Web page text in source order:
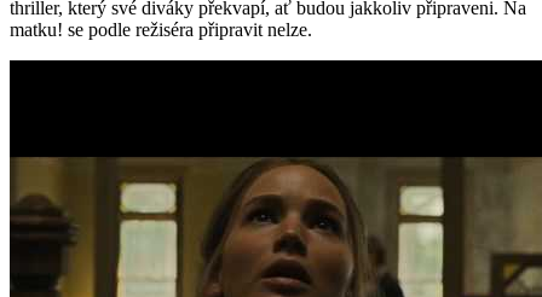
thriller, který své diváky překvapí, ať budou jakkoliv připraveni. Na
matku! se podle režiséra připravit nelze.